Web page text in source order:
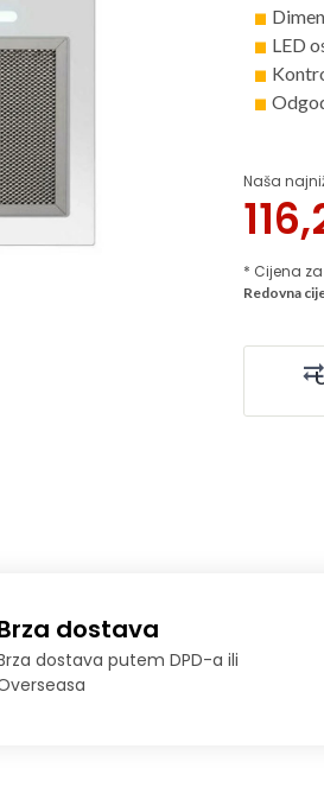
LED
Naša
* Cijena
Redovna
dostava
dostava putem DPD-a ili